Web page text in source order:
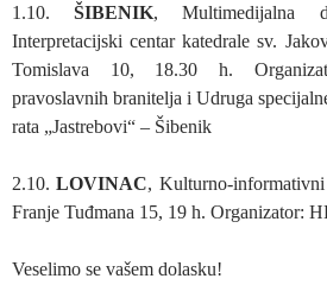
1.10.ŠIBENIK, Multimedijalna
Interpretacijski centar katedrale sv.
Tomislava 10, 18.30 h.
pravoslavnih branitelja i Udruga
rata „Jastrebovi“ – Šibenik
2.10.LOVINAC, Kulturno-
Franje Tuđmana 15, 19 h. Organizator:
Veselimo se vašem dolasku!